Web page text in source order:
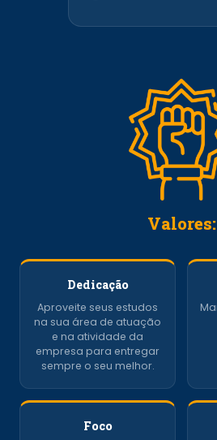
Valores:
Dedicação
Aproveite seus estudos
na sua área de atuação
e na atividade da
empresa para entregar
sempre o seu melhor.
Foco